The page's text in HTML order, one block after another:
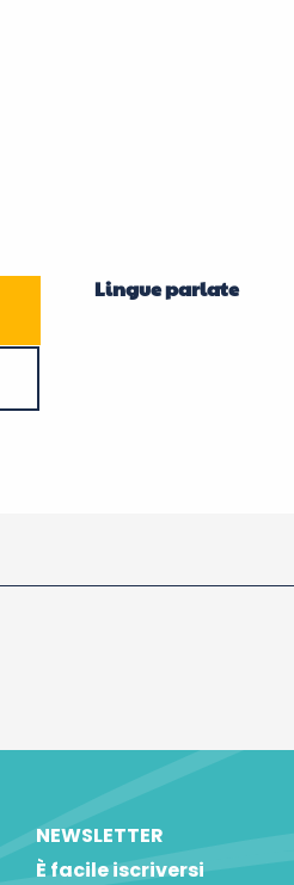
Lingue parlate
Lingue parlate
NEWSLETTER
È facile iscriversi